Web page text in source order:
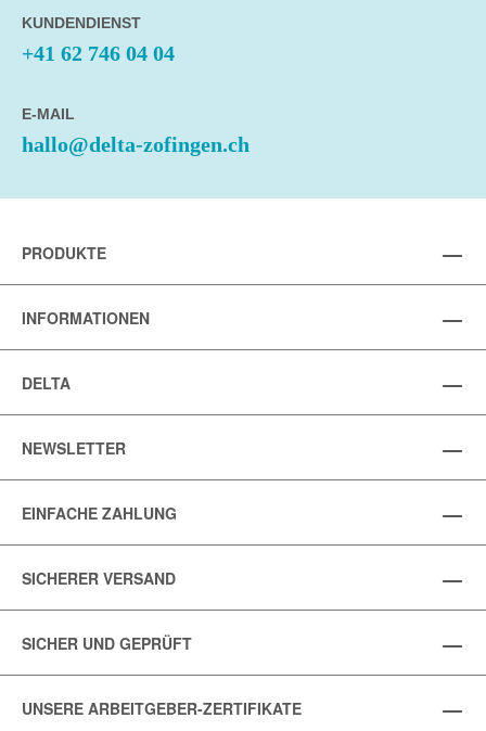
KUNDENDIENST
+41 62 746 04 04
E-MAIL
hallo@delta-zofingen.ch
PRODUKTE
INFORMATIONEN
DELTA
NEWSLETTER
EINFACHE ZAHLUNG
SICHERER VERSAND
SICHER UND GEPRÜFT
UNSERE ARBEITGEBER-ZERTIFIKATE